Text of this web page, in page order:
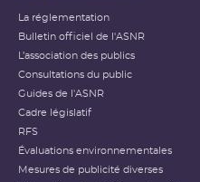
La réglementation
Bulletin officiel de l'ASNR
L’association des publics
Consultations du public
Guides de l'ASNR
Cadre législatif
RFS
Évaluations environnementales
Mesures de publicité diverses